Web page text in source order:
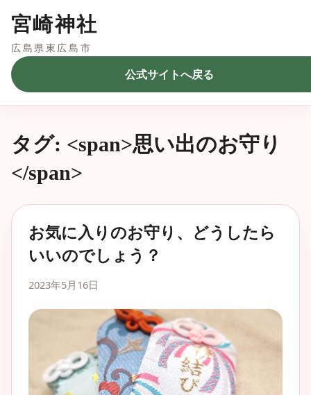
宮崎神社
広島県東広島市
公式サイトへ戻る
タグ: <span>思い出のお守り
</span>
お気に入りのお守り、どうしたら
いいのでしょう？
2023年5月16日